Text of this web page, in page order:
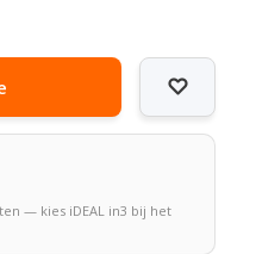
— kies iDEAL in3 bij het